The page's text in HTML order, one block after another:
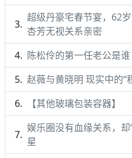
超级丹豪宅春节宴，62
杏芳无视关系亲密
陈松伶的第一任老公是
赵薇与黄晓明 现实中的“
【其他玻璃包装容器】
娱乐圈没有血缘关系，
星